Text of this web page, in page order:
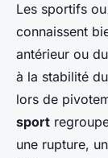
Les sportifs
connaissent
antérieur ou
à la stabilité
lors de
sport
une rupture,